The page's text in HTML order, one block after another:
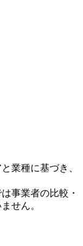
業種に基づき、
事業者の比較・
せん。